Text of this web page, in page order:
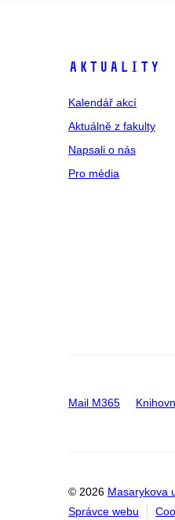
Aktuality
Kalendář akcí
Aktuálně z fakulty
Napsali o nás
Pro média
Mail M365
© 2026 Masarykova
Správce webu